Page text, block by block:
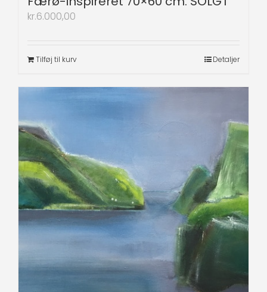
kr.6.000,00
Tilføj til kurv Detaljer